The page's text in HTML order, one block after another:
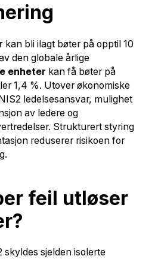
kan bli ilagt bøter på opptil 10
den globale årlige
enheter kan få bøter på
1,4 %. Utover økonomiske
ledelsesansvar, mulighet
av ledere og
Strukturert styring
reduserer risikoen for
feil utløser
skyldes sjelden isolerte